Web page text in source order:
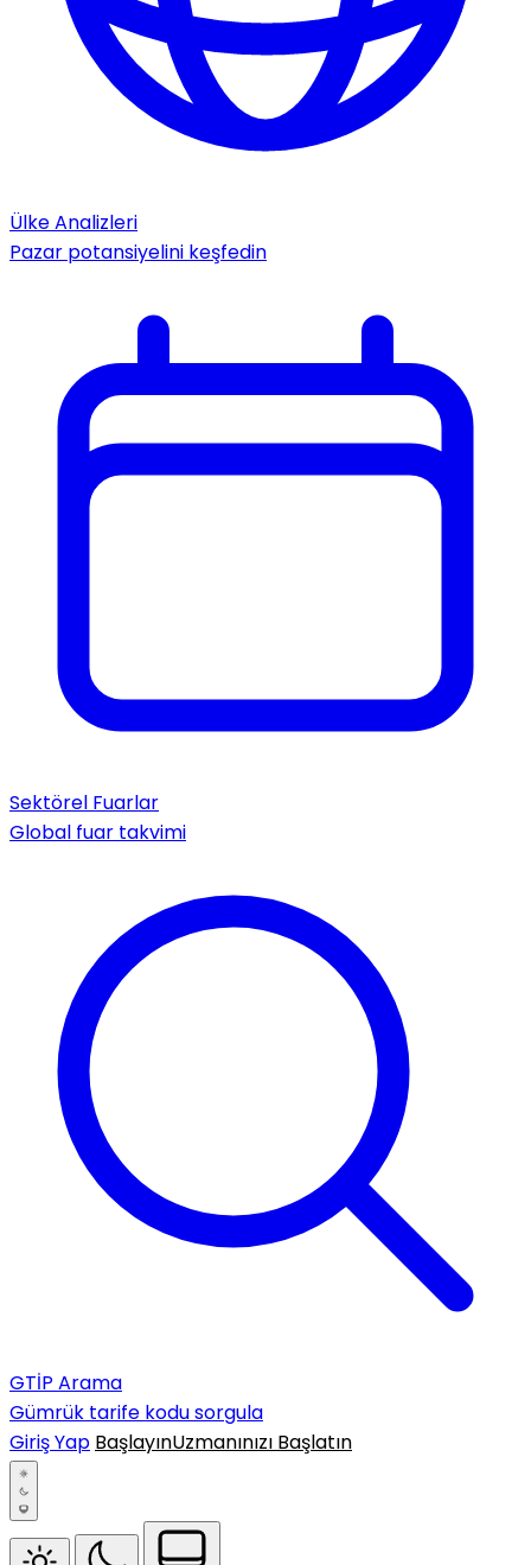
Ülke Analizleri
Pazar potansiyelini keşfedin
Sektörel Fuarlar
Global fuar takvimi
GTİP Arama
Gümrük tarife kodu sorgula
Giriş Yap BaşlayınUzmanınızı Başlatın